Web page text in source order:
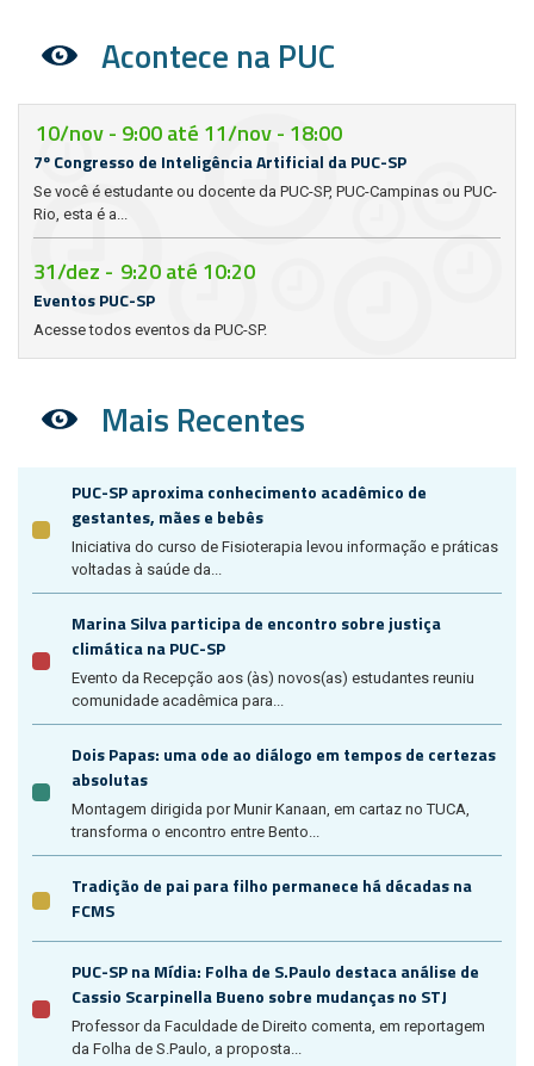
Acontece na PUC
10/nov - 9:00até 11/nov - 18:00
7º Congresso de Inteligência Artificial da PUC-SP
Se você é estudante ou docente da PUC-SP, PUC-Campinas ou PUC-
Rio, esta é a...
31/dez - 9:20até 10:20
Eventos PUC-SP
Acesse todos eventos da PUC-SP.
Mais Recentes
PUC-SP aproxima conhecimento acadêmico de
gestantes, mães e bebês
Iniciativa do curso de Fisioterapia levou informação e práticas
voltadas à saúde da...
Marina Silva participa de encontro sobre justiça
climática na PUC-SP
Evento da Recepção aos (às) novos(as) estudantes reuniu
comunidade acadêmica para...
Dois Papas: uma ode ao diálogo em tempos de certezas
absolutas
Montagem dirigida por Munir Kanaan, em cartaz no TUCA,
transforma o encontro entre Bento...
Tradição de pai para filho permanece há décadas na
FCMS
PUC-SP na Mídia: Folha de S.Paulo destaca análise de
Cassio Scarpinella Bueno sobre mudanças no STJ
Professor da Faculdade de Direito comenta, em reportagem
da Folha de S.Paulo, a proposta...